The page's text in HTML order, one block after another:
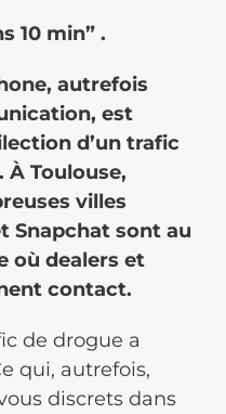
10 min” .
autrefois
est
d’un trafic
Toulouse,
villes
Snapchat sont au
où dealers et
contact.
de drogue a
qui, autrefois,
discrets dans